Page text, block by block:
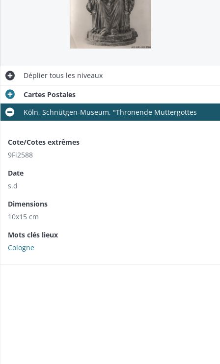
Déplier tous les niveaux
Cartes Postales
Köln, Schnütgen-Museum, "Thronende Muttergottes
Cote/Cotes extrêmes
9Fi2588
Date
s.d
Dimensions
10x15 cm
Mots clés lieux
Cologne